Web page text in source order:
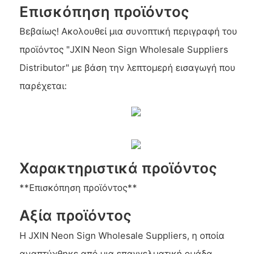
Επισκόπηση προϊόντος
Βεβαίως! Ακολουθεί μια συνοπτική περιγραφή του
προϊόντος "JXIN Neon Sign Wholesale Suppliers
Distributor" με βάση την λεπτομερή εισαγωγή που
παρέχεται:
Χαρακτηριστικά προϊόντος
**Επισκόπηση προϊόντος**
Αξία προϊόντος
Η JXIN Neon Sign Wholesale Suppliers, η οποία